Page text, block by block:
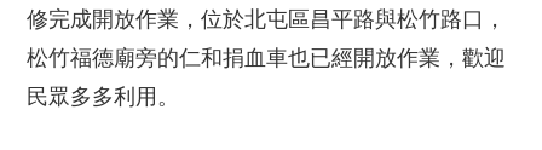
修完成開放作業，位於北屯區昌平路與松竹路口，
松竹福德廟旁的仁和捐血車也已經開放作業，歡迎
民眾多多利用。